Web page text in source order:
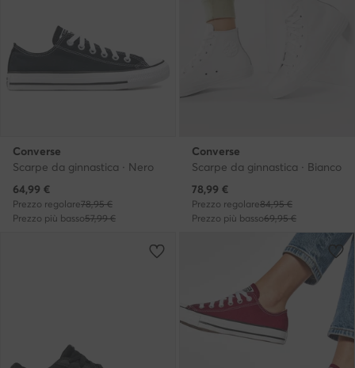
Converse
Scarpe da ginnastica · Nero
Prezzo attuale
64,99 €
Prezzo regolare78,95 €
Prezzo più basso57,99 €
Converse
Scarpe da ginnastica · Bianco
Prezzo attuale
78,99 €
Prezzo regolare84,95 €
Prezzo più basso69,95 €